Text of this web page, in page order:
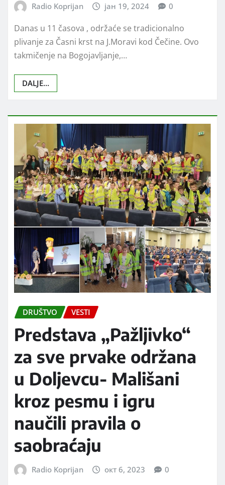
Radio Koprijan јан 19, 2024 0
Danas u 11 časova , održaće se tradicionalno
plivanje za Časni krst na J.Moravi kod Čečine. Ovo
takmičenje na Bogojavljanje,…
DALJE...
DRUŠTVO VESTI
Predstava „Pažljivko“
za sve prvake održana
u Doljevcu- Mališani
kroz pesmu i igru
naučili pravila o
saobraćaju
Radio Koprijan окт 6, 2023 0